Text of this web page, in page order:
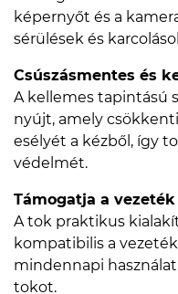
képernyőt és a
sérülések és
Csúszásmentes és
A kellemes tapintású
nyújt, amely
esélyét a kézből, így
védelmét.
Támogatja a
A tok praktikus
kompatibilis a
mindennapi
tokot.